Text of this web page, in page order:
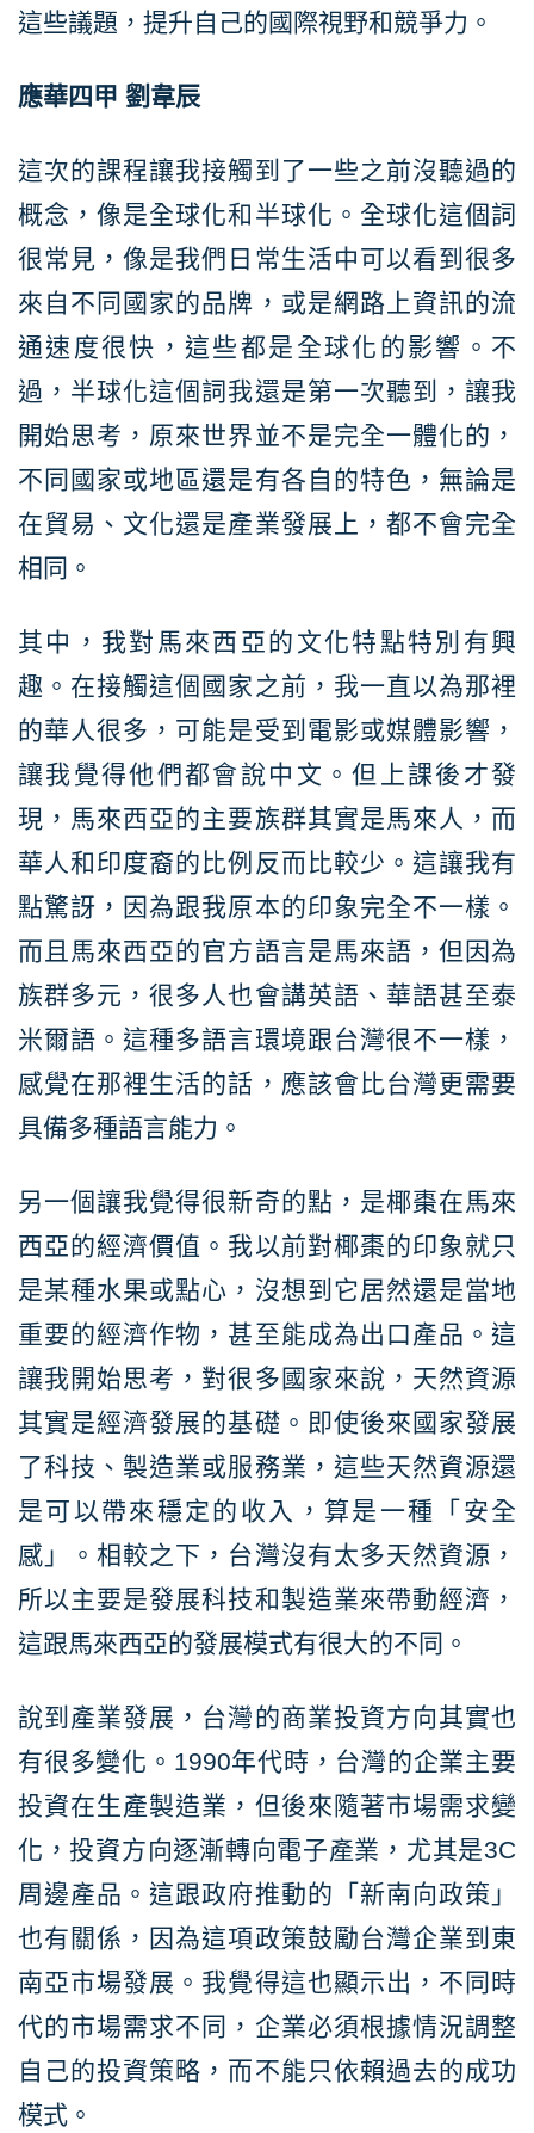
這些議題，提升自己的國際視野和競爭力。
應華四甲 劉韋辰
這次的課程讓我接觸到了一些之前沒聽過的
概念，像是全球化和半球化。全球化這個詞
很常見，像是我們日常生活中可以看到很多
來自不同國家的品牌，或是網路上資訊的流
通速度很快，這些都是全球化的影響。不
過，半球化這個詞我還是第一次聽到，讓我
開始思考，原來世界並不是完全一體化的，
不同國家或地區還是有各自的特色，無論是
在貿易、文化還是產業發展上，都不會完全
相同。
其中，我對馬來西亞的文化特點特別有興
趣。在接觸這個國家之前，我一直以為那裡
的華人很多，可能是受到電影或媒體影響，
讓我覺得他們都會說中文。但上課後才發
現，馬來西亞的主要族群其實是馬來人，而
華人和印度裔的比例反而比較少。這讓我有
點驚訝，因為跟我原本的印象完全不一樣。
而且馬來西亞的官方語言是馬來語，但因為
族群多元，很多人也會講英語、華語甚至泰
米爾語。這種多語言環境跟台灣很不一樣，
感覺在那裡生活的話，應該會比台灣更需要
具備多種語言能力。
另一個讓我覺得很新奇的點，是椰棗在馬來
西亞的經濟價值。我以前對椰棗的印象就只
是某種水果或點心，沒想到它居然還是當地
重要的經濟作物，甚至能成為出口產品。這
讓我開始思考，對很多國家來說，天然資源
其實是經濟發展的基礎。即使後來國家發展
了科技、製造業或服務業，這些天然資源還
是可以帶來穩定的收入，算是一種「安全
感」。相較之下，台灣沒有太多天然資源，
所以主要是發展科技和製造業來帶動經濟，
這跟馬來西亞的發展模式有很大的不同。
說到產業發展，台灣的商業投資方向其實也
有很多變化。1990年代時，台灣的企業主要
投資在生產製造業，但後來隨著市場需求變
化，投資方向逐漸轉向電子產業，尤其是3C
周邊產品。這跟政府推動的「新南向政策」
也有關係，因為這項政策鼓勵台灣企業到東
南亞市場發展。我覺得這也顯示出，不同時
代的市場需求不同，企業必須根據情況調整
自己的投資策略，而不能只依賴過去的成功
模式。